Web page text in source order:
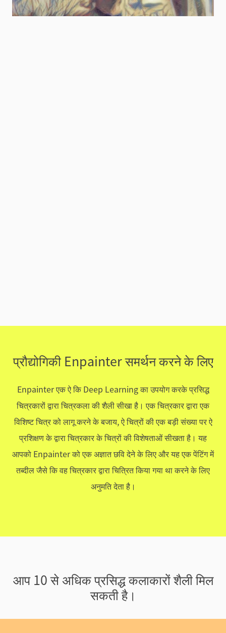
प्रौद्योगिकी Enpainter समर्थन करने के लिए
Enpainter एक ऐ कि Deep Learning का उपयोग करके प्रसिद्ध
चित्रकारों द्वारा चित्रकला की शैली सीखा है। एक चित्रकार द्वारा एक
विशिष्ट चित्र को लागू करने के बजाय, ऐ चित्रों की एक बड़ी संख्या पर ऐ
प्रशिक्षण के द्वारा चित्रकार के चित्रों की विशेषताओं सीखता है। यह
आपको Enpainter को एक अज्ञात छवि देने के लिए और यह एक पेंटिंग में
तब्दील जैसे कि वह चित्रकार द्वारा चित्रित किया गया था करने के लिए
अनुमति देता है।
आप 10 से अधिक प्रसिद्ध कलाकारों शैली मिल
सकती है।